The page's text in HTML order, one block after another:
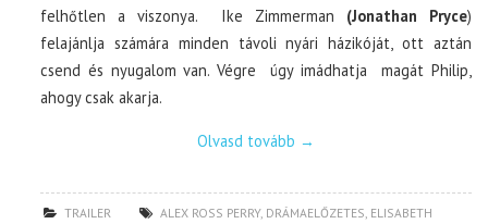
felhőtlen a viszonya. Ike Zimmerman (Jonathan Pryce)
felajánlja számára minden távoli nyári házikóját, ott aztán
csend és nyugalom van. Végre úgy imádhatja magát Philip,
ahogy csak akarja.
Olvasd tovább →
TRAILER ALEX ROSS PERRY, DRÁMAELŐZETES ELISABETH